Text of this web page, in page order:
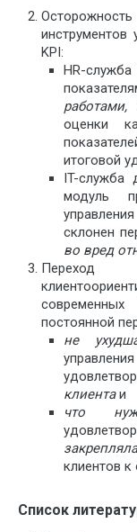
инструментов
KPI:
HR-
оценки
итоговой
IT-служба
модуль
склонен
во вред
постоянной
не
клиентаи
что
клиентов к
Список